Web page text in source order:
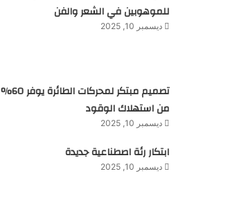
للموهوبين في الشعر والفن
ديسمبر 10, 2025
تصميم مبتكر لمحركات الطائرة يوفر 60%
من استهلاك الوقود
ديسمبر 10, 2025
ابتكار رئة اصطناعية جديدة
ديسمبر 10, 2025